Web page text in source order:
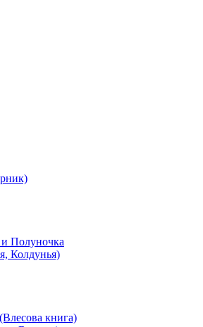
и Полуночка
Колдунья)
книга)